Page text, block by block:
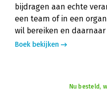
bijdragen aan echte
een team of in een
wil bereiken en
Boek bekijken
Nu besteld,